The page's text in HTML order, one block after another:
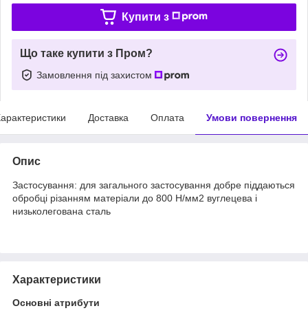
Купити з
Що таке купити з Пром?
Замовлення під захистом
Доставка Оплата Умови повернення
Опис
Застосування: для загального застосування добре піддаються
обробці різанням матеріали до 800 Н/мм2 вуглецева і
низьколегована сталь
Характеристики
Основні атрибути